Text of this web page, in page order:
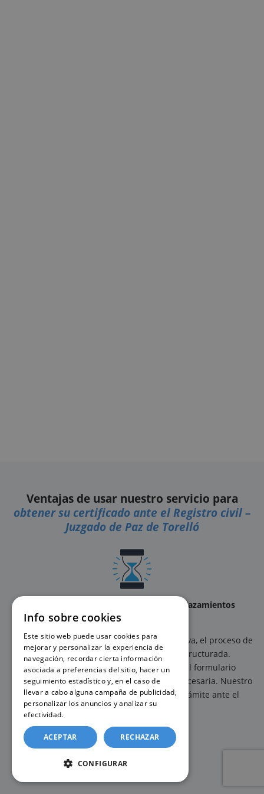
Ventajas de usar nuestro servicio para
obtener su certificado ante el Registro civil –
Juzgado de Paz de Torelló
Tramitación sencilla, guiada y sin desplazamientos
innecesarios.
Con nuestro servicio de gestión administrativa, el proceso de
solicitud se realiza de forma clara y estructurada.
El usuario únicamente debe completar el formulario
correspondiente y aportar la información necesaria. Nuestro
equipo se encarga del seguimiento del trámite ante el
organismo competente.
Info sobre cookies
Este sitio web puede usar cookies para
mejorar y personalizar la experiencia de
navegación, recordar cierta información
asociada a preferencias del sitio, hacer un
seguimiento estadístico y, en el caso de
llevar a cabo alguna campaña de publicidad,
personalizar los anuncios y analizar su
efectividad.
ACEPTAR RECHAZAR
CONFIGURAR